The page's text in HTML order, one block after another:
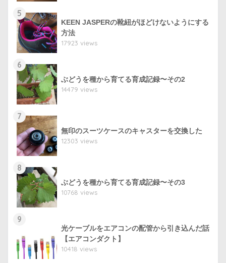
5
KEEN JASPERの靴紐がほどけないようにする
方法
17923 views
6
ぶどうを種から育てる育成記録〜その2
14479 views
7
無印のスーツケースのキャスターを交換した
12303 views
8
ぶどうを種から育てる育成記録〜その3
10768 views
9
光ケーブルをエアコンの配管から引き込んだ話
【エアコンダクト】
10418 views